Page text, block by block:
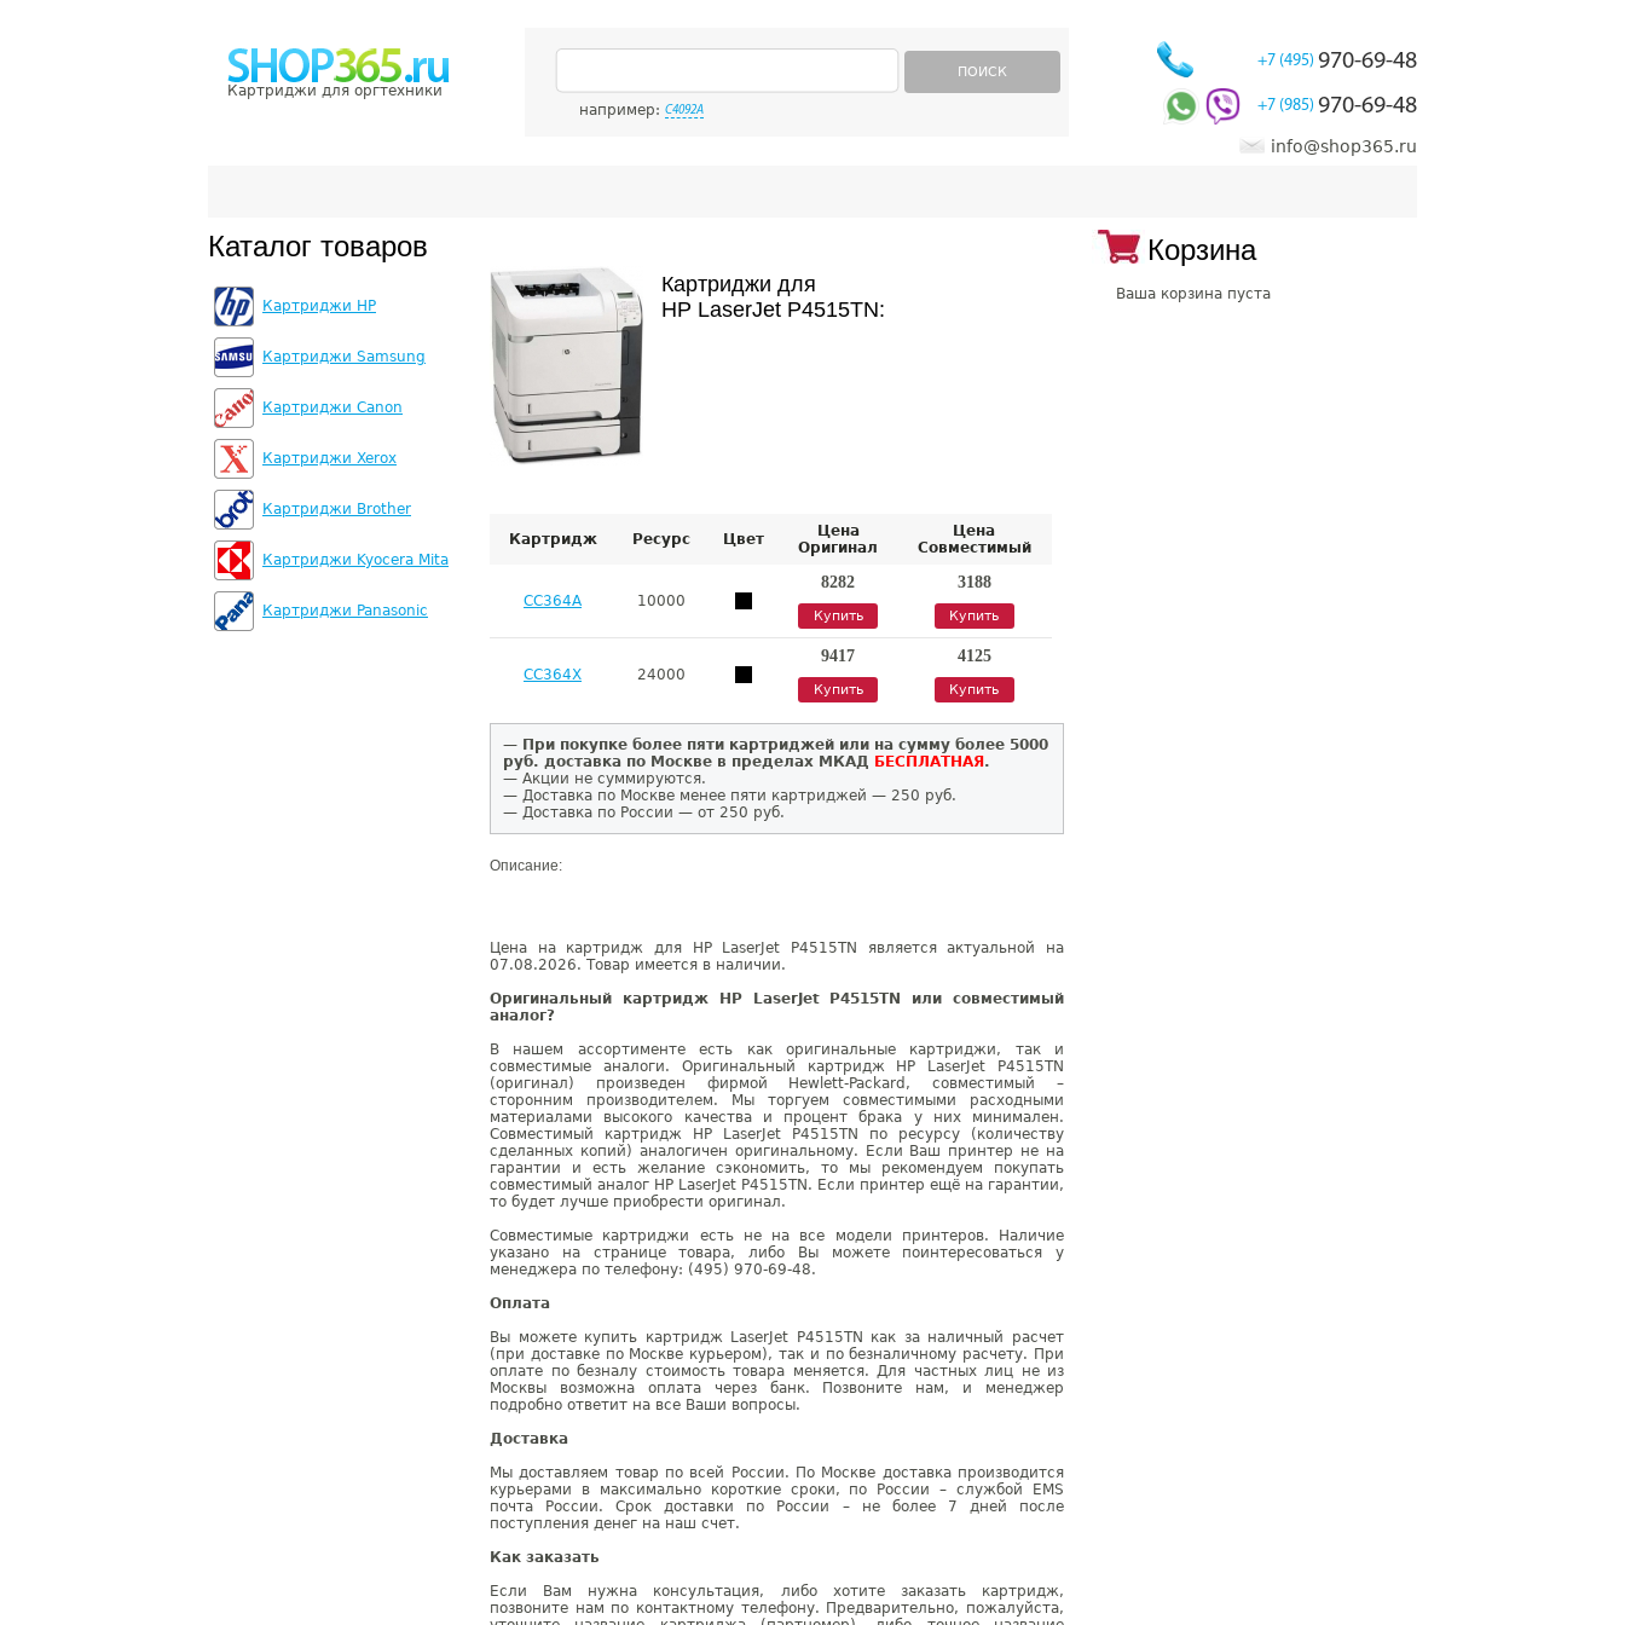
Картриджи для оргтехники
ПОИСК
например: C4092A
+7 (495) 970-69-48
+7 (985) 970-69-48
info@shop365.ru
Каталог товаров
Картриджи HP
Картриджи Samsung
Картриджи Canon
Картриджи Xerox
Картриджи Brother
Картриджи Kyocera Mita
Картриджи Panasonic
Картриджи для
HP LaserJet P4515TN:
Картридж Ресурс Цвет
Цена
Оригинал
Цена
Совместимый
CC364A 10000
8282
Купить
3188
Купить
CC364X 24000
9417
Купить
4125
Купить
— При покупке более пяти картриджей или на сумму более 5000
руб. доставка по Москве в пределах МКАД БЕСПЛАТНАЯ .
— Акции не суммируются.
— Доставка по Москве менее пяти картриджей — 250 руб.
— Доставка по России — от 250 руб.
Описание:
Цена на картридж для HP LaserJet P4515TN является актуальной на
07.08.2026. Товар имеется в наличии.
Оригинальный картридж HP LaserJet P4515TN или совместимый
аналог?
В нашем ассортименте есть как оригинальные картриджи, так и
совместимые аналоги. Оригинальный картридж HP LaserJet P4515TN
(оригинал) произведен фирмой Hewlett-Packard, совместимый –
сторонним производителем. Мы торгуем совместимыми расходными
материалами высокого качества и процент брака у них минимален.
Совместимый картридж HP LaserJet P4515TN по ресурсу (количеству
сделанных копий) аналогичен оригинальному. Если Ваш принтер не на
гарантии и есть желание сэкономить, то мы рекомендуем покупать
совместимый аналог HP LaserJet P4515TN. Если принтер ещё на гарантии,
то будет лучше приобрести оригинал.
Совместимые картриджи есть не на все модели принтеров. Наличие
указано на странице товара, либо Вы можете поинтересоваться у
менеджера по телефону: (495) 970-69-48.
Оплата
Вы можете купить картридж LaserJet P4515TN как за наличный расчет
(при доставке по Москве курьером), так и по безналичному расчету. При
оплате по безналу стоимость товара меняется. Для частных лиц не из
Москвы возможна оплата через банк. Позвоните нам, и менеджер
подробно ответит на все Ваши вопросы.
Доставка
Мы доставляем товар по всей России. По Москве доставка производится
курьерами в максимально короткие сроки, по России – службой EMS
почта России. Срок доставки по России – не более 7 дней после
поступления денег на наш счет.
Как заказать
Если Вам нужна консультация, либо хотите заказать картридж,
позвоните нам по контактному телефону. Предварительно, пожалуйста,
Корзина
Ваша корзина пуста